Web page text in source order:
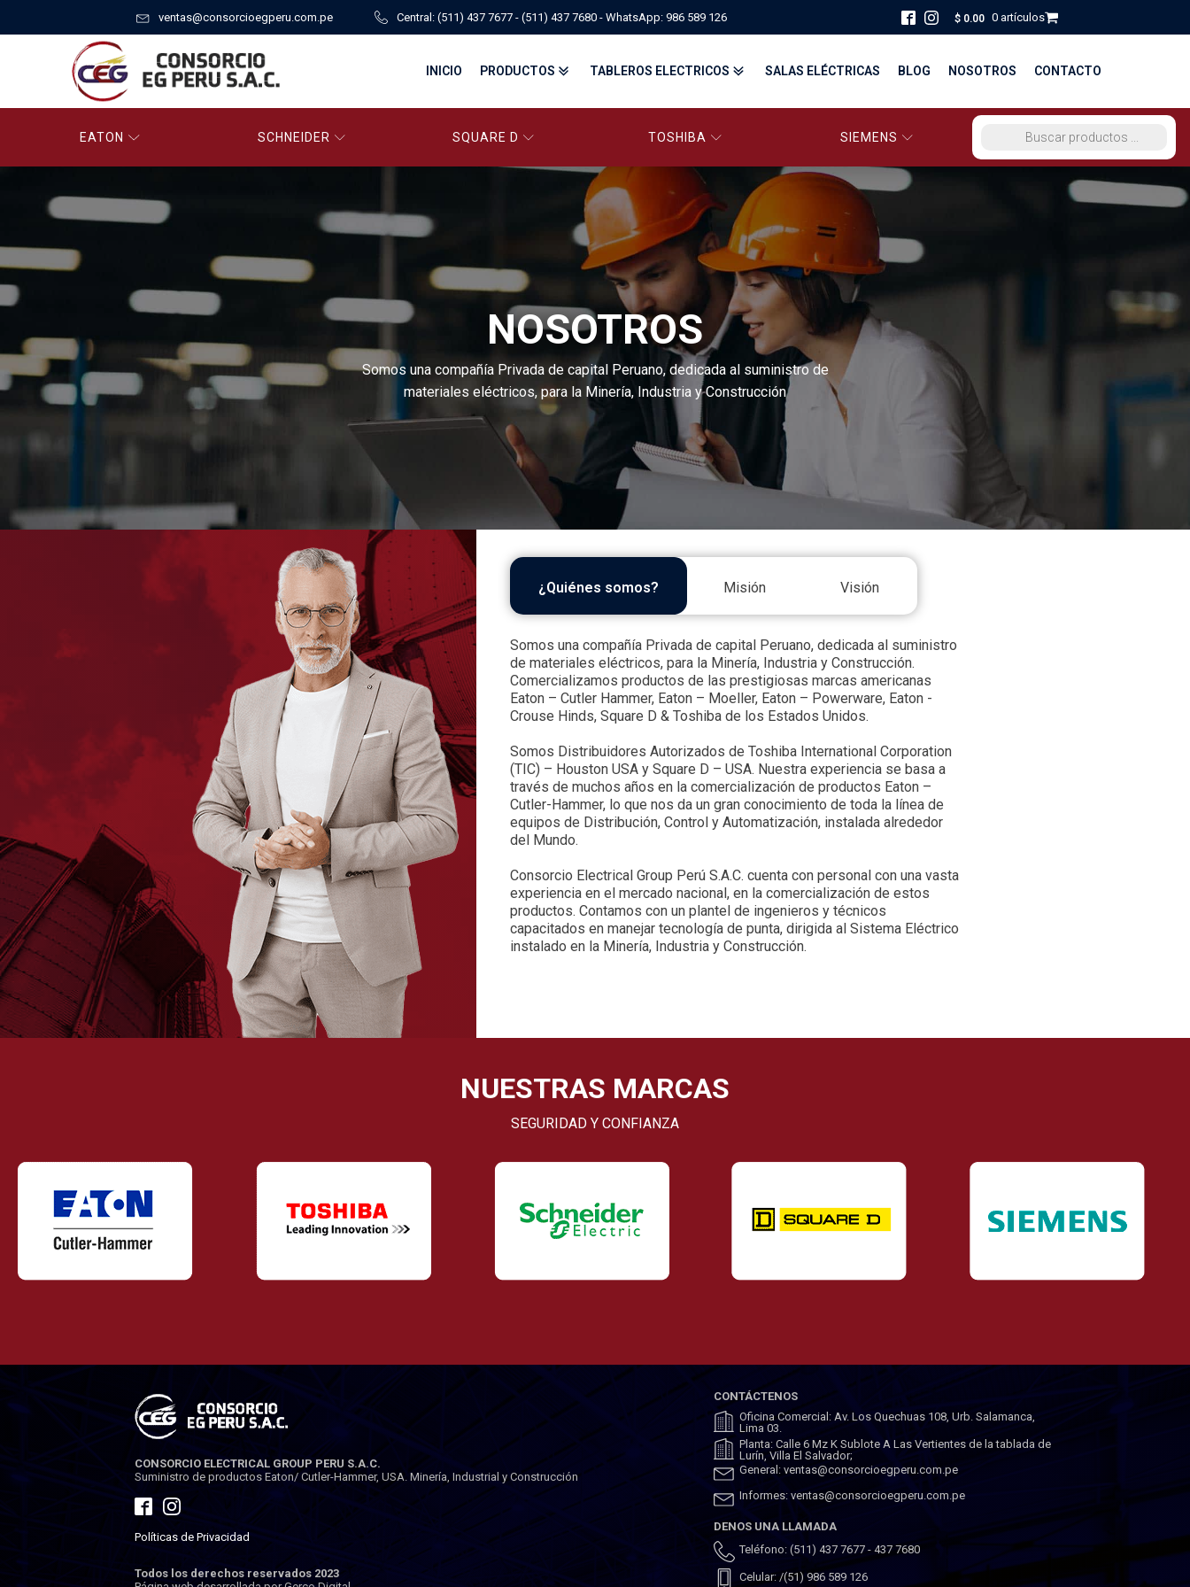
ventas@consorcioegperu.com.pe Central: (511) 437 7677 - (511) 437 7680 - WhatsApp: 986 589 126 $0.00 0 artículos
INICIO PRODUCTOS
INTERRUPTORES TERMOMAGNÉTICOS
TRANSFORMADORES
CENTRO DE CONTROL DE MOTORES MCC
FITTINGS, APPARATUS, PLUGS & RECEPTACLES CROUSE-HINDS
TABLEROS ELECTRICOS
PANELBOARD, TABLEROS ELÉCTRICOS DISTRIBUCIÓN Y FUERZA
SALAS ELÉCTRICAS BLOG NOSOTROS CONTACTO
EATON SCHNEIDER SQUARE D TOSHIBA SIEMENS BÚSQUEDA DE PRODUCTOS
NOSOTROS
Somos una compañía Privada de capital Peruano, dedicada al suministro de
materiales eléctricos, para la Minería, Industria y Construcción
¿Quiénes somos? Misión Visión
Somos una compañía Privada de capital Peruano, dedicada al suministro
de materiales eléctricos, para la Minería, Industria y Construcción.
Comercializamos productos de las prestigiosas marcas americanas
Eaton – Cutler Hammer, Eaton – Moeller, Eaton – Powerware, Eaton -
Crouse Hinds, Square D & Toshiba de los Estados Unidos.
Somos Distribuidores Autorizados de Toshiba International Corporation
(TIC) – Houston USA y Square D – USA. Nuestra experiencia se basa a
través de muchos años en la comercialización de productos Eaton –
Cutler-Hammer, lo que nos da un gran conocimiento de toda la línea de
equipos de Distribución, Control y Automatización, instalada alrededor
del Mundo.
Consorcio Electrical Group Perú S.A.C. cuenta con personal con una vasta
experiencia en el mercado nacional, en la comercialización de estos
productos. Contamos con un plantel de ingenieros y técnicos
capacitados en manejar tecnología de punta, dirigida al Sistema Eléctrico
instalado en la Minería, Industria y Construcción.
NUESTRAS MARCAS
SEGURIDAD Y CONFIANZA
CONSORCIO ELECTRICAL GROUP PERU S.A.C.
Suministro de productos Eaton/ Cutler-Hammer, USA. Minería, Industrial y Construcción
Políticas de Privacidad
Todos los derechos reservados 2023
CONTÁCTENOS
Oficina Comercial: Av. Los Quechuas 108, Urb. Salamanca,
Lima 03.
Planta: Calle 6 Mz K Sublote A Las Vertientes de la tablada de
Lurín, Villa El Salvador;
General: ventas@consorcioegperu.com.pe
Informes: ventas@consorcioegperu.com.pe
DENOS UNA LLAMADA
Teléfono: (511) 437 7677 - 437 7680
Celular: /(51) 986 589 126